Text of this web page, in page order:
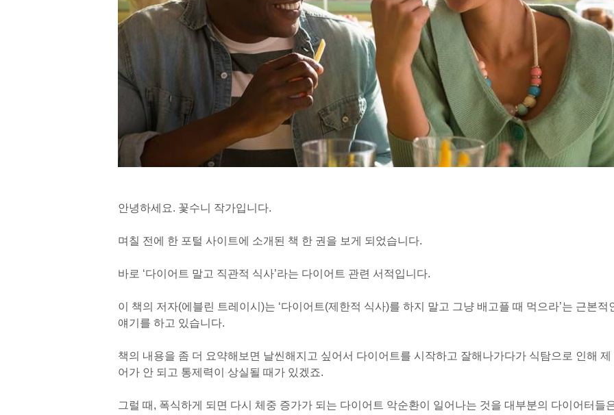
안녕하세요. 꽃수니 작가입니다.
며칠 전에 한 포털 사이트에 소개된 책 한 권을 보게 되었습니다.
바로 ‘다이어트 말고 직관적 식사’라는 다이어트 관련 서적입니다.
이 책의 저자(에블린 트레이시)는 ‘다이어트(제한적 식사)를 하지 말고 그냥 배고플 때 먹으라’는 근본적
얘기를 하고 있습니다.
책의 내용을 좀 더 요약해보면 날씬해지고 싶어서 다이어트를 시작하고 잘해나가다가 식탐으로 인해 제
어가 안 되고 통제력이 상실될 때가 있겠죠.
그럴 때, 폭식하게 되면 다시 체중 증가가 되는 다이어트 악순환이 일어나는 것을 대부분의 다이어터들